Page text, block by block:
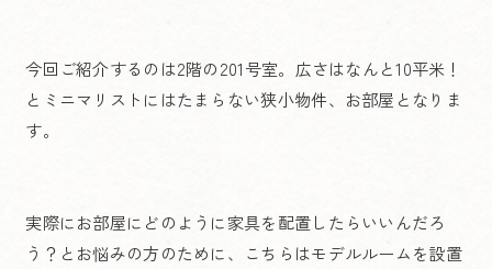
今回ご紹介するのは2階の201号室。広さはなんと10平米！
とミニマリストにはたまらない狭小物件、お部屋となりま
す。
実際にお部屋にどのように家具を配置したらいいんだろ
う？とお悩みの方のために、こちらはモデルルームを設置